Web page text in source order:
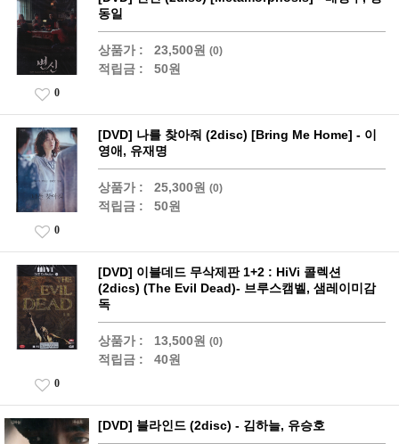
동일
상품가 : 23,500원 (0)
적립금 : 50원
0
[DVD] 나를 찾아줘 (2disc) [Bring Me Home] - 이
영애, 유재명
상품가 : 25,300원 (0)
적립금 : 50원
0
[DVD] 이블데드 무삭제판 1+2 : HiVi 콜렉션
(2dics) (The Evil Dead)- 브루스캠벨, 샘레이미감
독
상품가 : 13,500원 (0)
적립금 : 40원
0
[DVD] 블라인드 (2disc) - 김하늘, 유승호